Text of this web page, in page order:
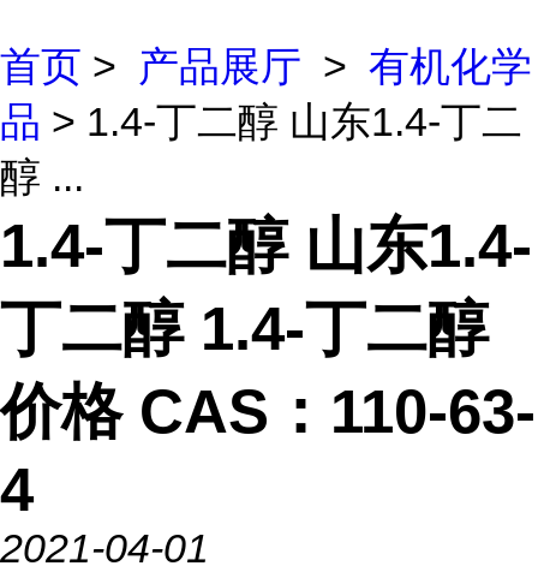
首页 > 产品展厅 > 有机化学
品 > 1.4-丁二醇 山东1.4-丁二
醇 ...
1.4-丁二醇 山东1.4-
丁二醇 1.4-丁二醇
价格 CAS：110-63-
4
2021-04-01